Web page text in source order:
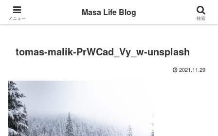
Back to the basic
tomas-malik-PrWCad_Vy_w-unsplash
2021.11.29
メニュー
Masa Life Blog
検索